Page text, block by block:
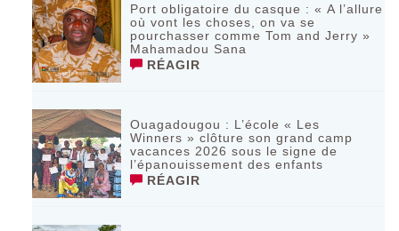
Port obligatoire du casque : « A l’allure
où vont les choses, on va se
pourchasser comme Tom and Jerry »
Mahamadou Sana
RÉAGIR
Ouagadougou : L’école « Les
Winners » clôture son grand camp
vacances 2026 sous le signe de
l’épanouissement des enfants
RÉAGIR